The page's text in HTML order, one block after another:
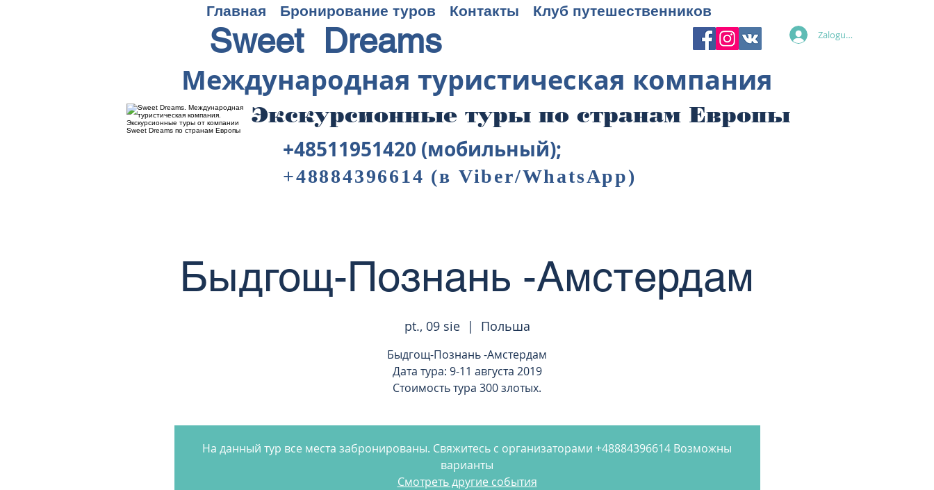
Главная Бронирование туров Контакты Клуб путешественников
Sweet Dreams Zaloguj się
Международная туристическая компания
+48511951420 (мобильный);
+48884396614 (в Viber/WhatsApp)
Экскурсионные туры по странам Европы
Быдгощ-Познань -Амстердам
pt., 09 sie
  |
Польша
Быдгощ-Познань -Амстердам
Дата тура: 9-11 августа 2019
Стоимость тура 300 злотых.
На данный тур все места забронированы. Свяжитесь с организаторами +48884396614 Возможны
варианты
Смотреть другие события